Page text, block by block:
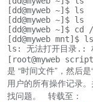
[dd@myweb ~]$ ls
[dd@myweb ~]$ ls
[dd@myweb ~]$ cd
[dd@myweb mnt]$ ls
ls: 无法打开目录.:
[root@myweb
是 “时间文件”，然后
用户的所有操作记录
找问题。 转载至：